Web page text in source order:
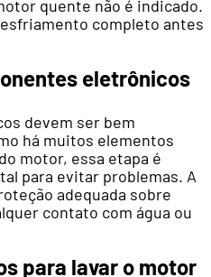
quente não é indicado.
completo antes
eletrônicos
devem ser bem
há muitos elementos
motor, essa etapa é
para evitar problemas. A
adequada sobre
contato com água ou
para lavar o motor